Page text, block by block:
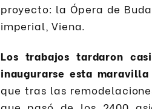
proyecto: la Ópera de
imperial, Viena.
Los trabajos tardaron
inaugurarse esta
que tras las